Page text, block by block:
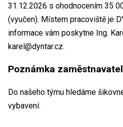
31.12.2026 s ohodnocením 35
(vyučen). Místem pracoviště je
informace vám poskytne Ing.
karel@dyntar.cz.
Poznámka
Do našeho týmu hledáme
vybavení.